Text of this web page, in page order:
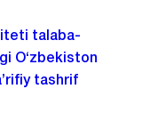
talaba-
O‘zbekiston
tashrif